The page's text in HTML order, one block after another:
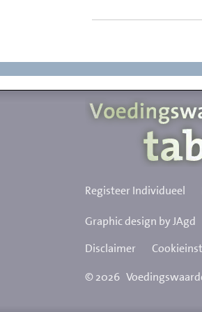
Registeer Individueel
Graphic design by JAgd
Disclaimer
©2026